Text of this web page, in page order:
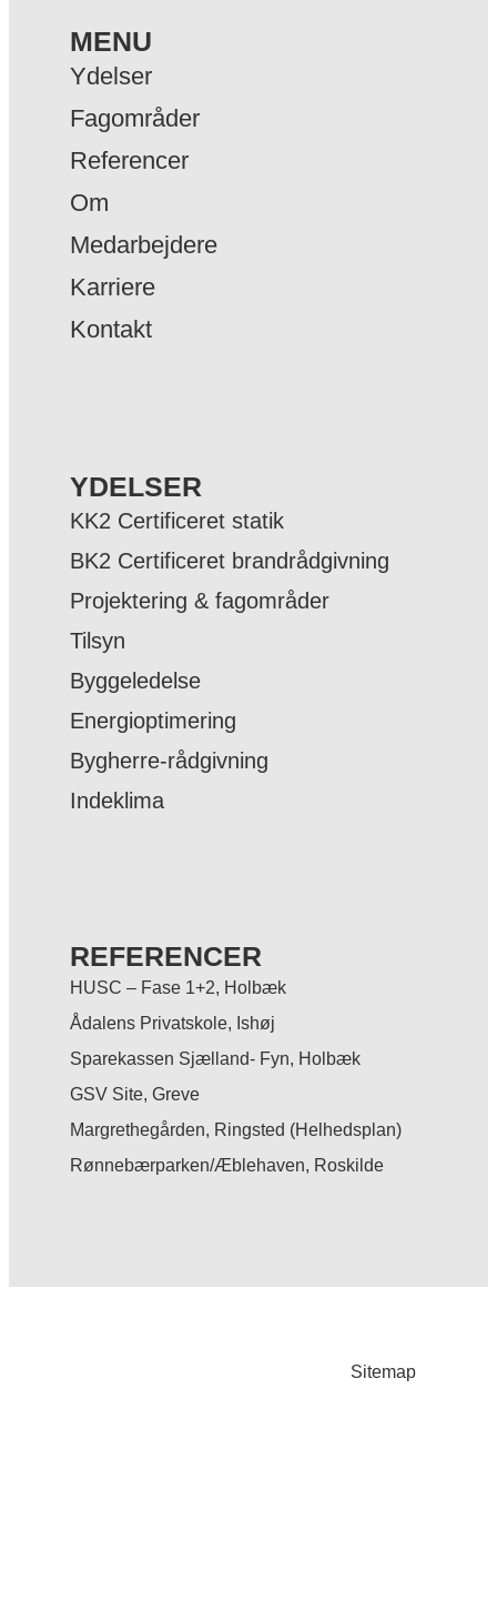
MENU
Ydelser
Fagområder
Referencer
Om
Medarbejdere
Karriere
Kontakt
YDELSER
KK2 Certificeret statik
BK2 Certificeret brandrådgivning
Projektering & fagområder
Tilsyn
Byggeledelse
Energioptimering
Bygherre-rådgivning
Indeklima
REFERENCER
HUSC – Fase 1+2, Holbæk
Ådalens Privatskole, Ishøj
Sparekassen Sjælland- Fyn, Holbæk
GSV Site, Greve
Margrethegården, Ringsted (Helhedsplan)
Rønnebærparken/Æblehaven, Roskilde
Sitemap